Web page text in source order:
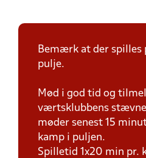
Bemærk at der spilles
pulje.
Mød i god tid og
værtsklubbens
møder senest 15
kamp i puljen.
Spilletid 1x20 min pr.